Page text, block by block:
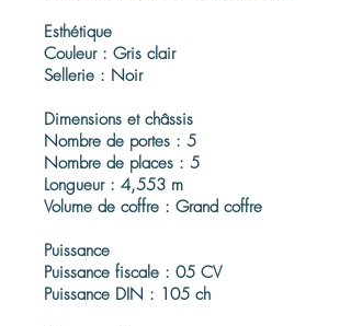
Esthétique
Couleur : Gris clair
Sellerie : Noir
Dimensions et châssis
Nombre de portes : 5
Nombre de places : 5
Longueur : 4,553 m
Volume de coffre : Grand coffre
Puissance
Puissance fiscale : 05 CV
Puissance DIN : 105 ch